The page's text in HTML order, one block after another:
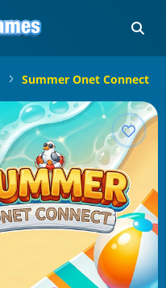
Summer Onet Connect